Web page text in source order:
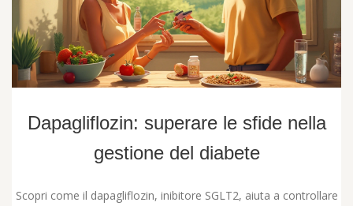
Dapagliflozin: superare le sfide nella
gestione del diabete
Scopri come il dapagliflozin, inibitore SGLT2, aiuta a controllare